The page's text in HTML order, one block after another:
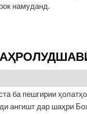
намуданд.
дар ҷаласаи 10-
ба пешгирии
ангишт дар шаҳри